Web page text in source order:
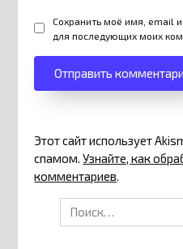
Сохранить моё имя, email
для последующих моих
Этот сайт использует
спамом.Узнайте, как
комментариев.
Search
for: